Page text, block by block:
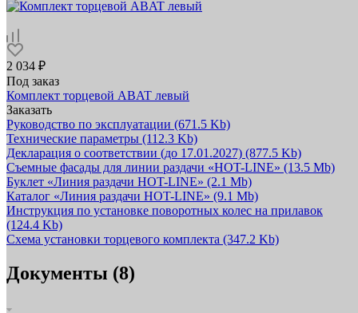
2 034 ₽
Под заказ
Комплект торцевой ABAT левый
Заказать
Руководство по эксплуатации (671.5 Kb)
Технические параметры (112.3 Kb)
Декларация о соответствии (до 17.01.2027) (877.5 Kb)
Съемные фасады для линии раздачи «HOT-LINE» (13.5 Mb)
Буклет «Линия раздачи HOT-LINE» (2.1 Mb)
Каталог «Линия раздачи HOT-LINE» (9.1 Mb)
Инструкция по установке поворотных колес на прилавок
(124.4 Kb)
Схема установки торцевого комплекта (347.2 Kb)
Документы (8)